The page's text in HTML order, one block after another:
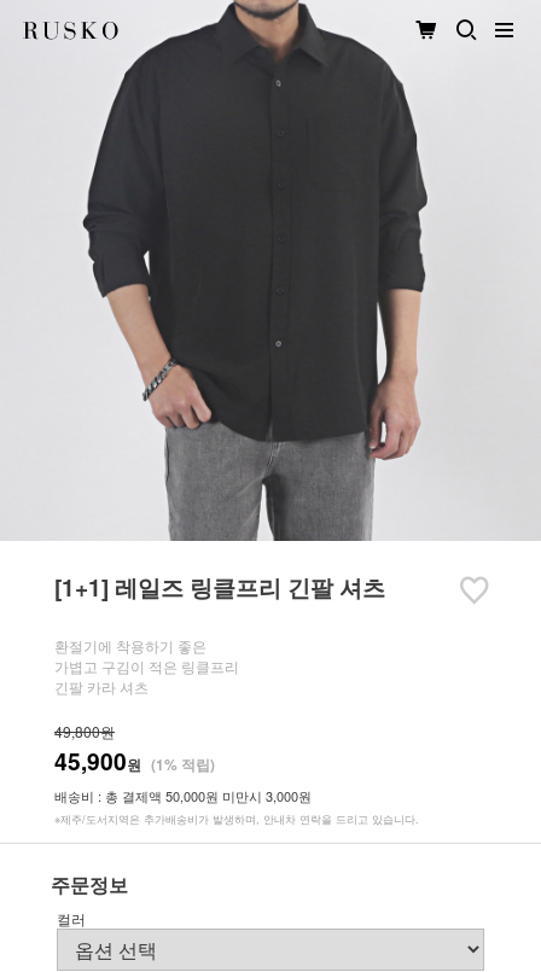
[1+1] 레일즈 링클프리 긴팔 셔츠
환절기에 착용하기 좋은
가볍고 구김이 적은 링클프리
긴팔 카라 셔츠
49,800원
45,900원 (1% 적립)
배송비 : 총 결제액 50,000원 미만시 3,000원
※제주/도서지역은 추가배송비가 발생하며, 안내차 연락을 드리고 있습니다.
주문정보
컬러